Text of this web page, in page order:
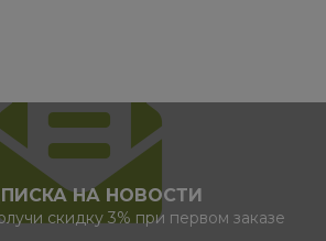
НА НОВОСТИ
скидку 3% при первом заказе